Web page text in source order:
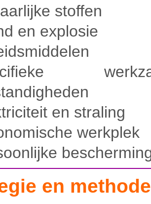
stoffen
en explosie
en straling
werkplek
en